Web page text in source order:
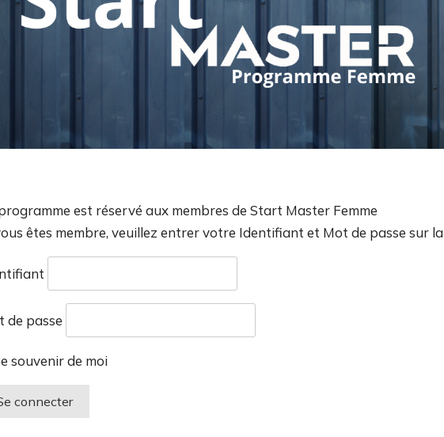
est réservé aux membres de Start Master Femme
êtes membre, veuillez entrer votre Identifiant et Mot de passe sur la
de passe
souvenir de moi